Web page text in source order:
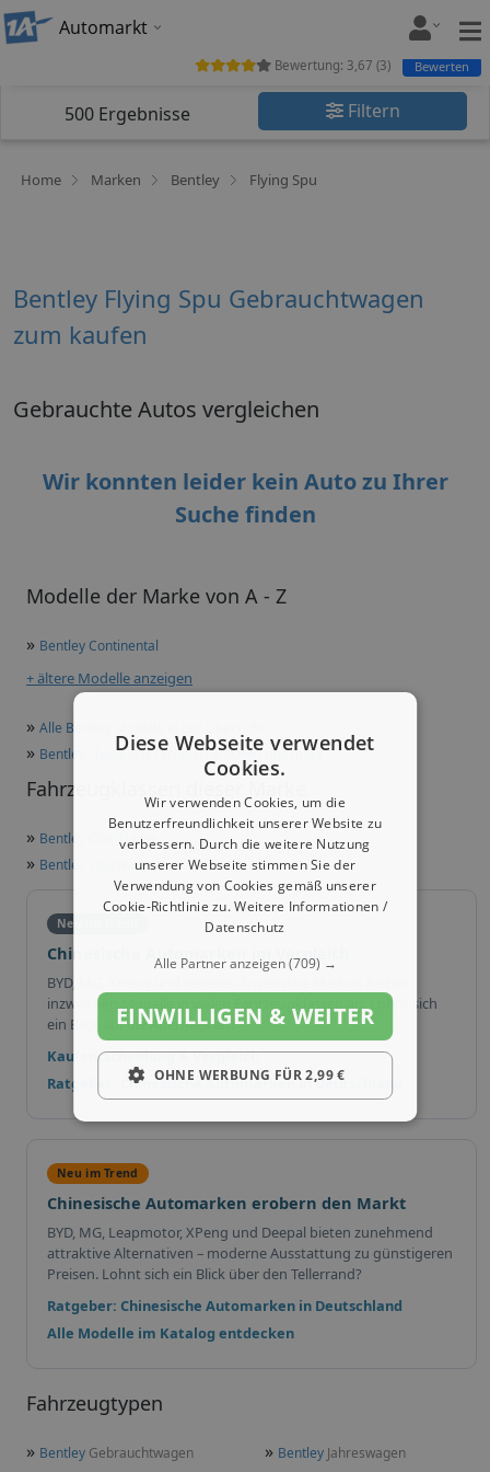
Automarkt
500 Ergebnisse Filtern
Home Marken Bentley Flying Spu
Modelle der Marke von A - Z
» Bentley Continental
+ ältere Modelle anzeigen
» Alle Bentley Modelle in der Übersicht
» Bentley Flying Spu Technische Daten und mehr
Fahrzeugklassen dieser Marke
» Bentley Oberklasse
» Bentley Sportwagen
Neu im Trend
Chinesische Automarken im Vergleich
BYD, MG, XPeng und weitere chinesische Marken bieten
inzwischen Modelle in vielen Fahrzeugklassen an. Lohnt sich
ein Blick auf die Alternativen?
Kaufentscheidung & Vergleich
Ratgeber: Chinesische Automarken in Deutschland
Neu im Trend
Chinesische Automarken erobern den Markt
BYD, MG, Leapmotor, XPeng und Deepal bieten zunehmend
attraktive Alternativen – moderne Ausstattung zu günstigeren
Preisen. Lohnt sich ein Blick über den Tellerrand?
Ratgeber: Chinesische Automarken in Deutschland
Alle Modelle im Katalog entdecken
Fahrzeugtypen
» Bentley Gebrauchtwagen » Bentley Jahreswagen
Bewertung: 3,67 (3) Bewerten
Bentley Flying Spu Gebrauchtwagen
zum kaufen
Gebrauchte Autos vergleichen
Wir konnten leider kein Auto zu Ihrer
Suche finden
Diese Webseite verwendet
Cookies.
Wir verwenden Cookies, um die
Benutzerfreundlichkeit unserer Website zu
verbessern. Durch die weitere Nutzung
unserer Webseite stimmen Sie der
Verwendung von Cookies gemäß unserer
Cookie-Richtlinie zu.Weitere Informationen /
Datenschutz
Alle Partner anzeigen(709) →
EINWILLIGEN & WEITER
OHNE WERBUNG FÜR 2,99 €